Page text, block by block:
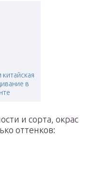
в
и сорта, окрас
оттенков: